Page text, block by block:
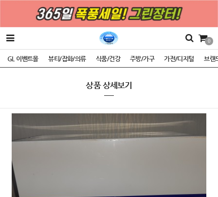
0
GL 이벤트몰 뷰티/잡화/의류 식품/건강 주방/가구 가전/디지털 브랜
상품 상세보기